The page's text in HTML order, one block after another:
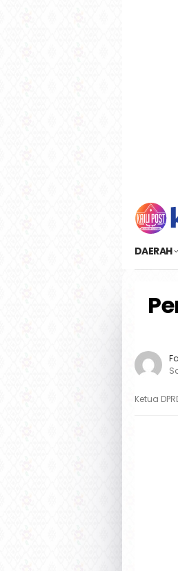
DAERAH
Ketua